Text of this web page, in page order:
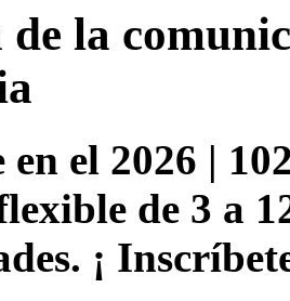
la
el 2026 |
de 3 a
¡